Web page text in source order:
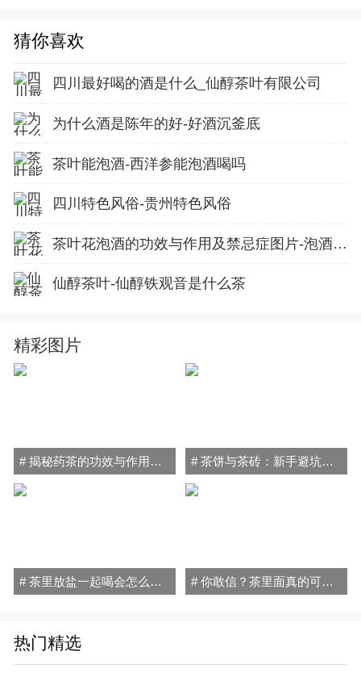
猜你喜欢
四川最好喝的酒是什么_仙醇茶叶有限公司
为什么酒是陈年的好-好酒沉釜底
茶叶能泡酒-西洋参能泡酒喝吗
四川特色风俗-贵州特色风俗
茶叶花泡酒的功效与作用及禁忌症图片-泡酒花图片
仙醇茶叶-仙醇铁观音是什么茶
精彩图片
# 揭秘药茶的功效与作用禁忌：喝对健康加分，喝错小心伤身！ # 茶饼与茶砖：新手避坑指南，轻松搞懂普洱茶的秘密！
# 茶里放盐一起喝会怎么样？小心喝出"健康隐患"！ # 你敢信？茶里面真的可以放盐喝！原因和方法全在这
热门精选